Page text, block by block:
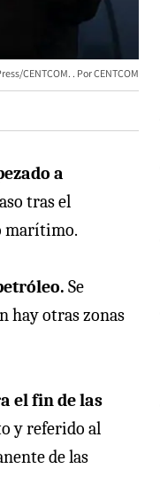
CENTCOM. CENTCOM
a
tras el
marítimo.
Se
hay otras zonas
el fin de las
y referido al
de las